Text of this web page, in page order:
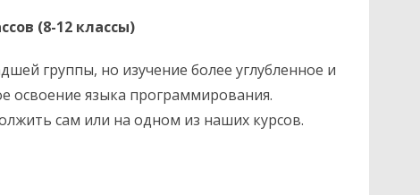
(8-12 классы)
группы, но изучение более углубленное и
освоение языка программирования.
сам или на одном из наших курсов.